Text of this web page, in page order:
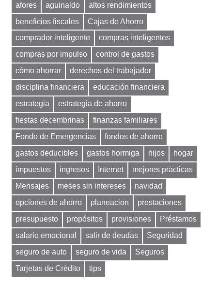
afores aguinaldo
altos rendimientos
beneficios fiscales
Cajas de Ahorro
comprador inteligente
compras inteligentes
compras por impulso
control de gastos
cómo ahorrar
derechos del trabajador
disciplina financiera
educación financiera
estrategia
estrategia de ahorro
fiestas decembrinas
finanzas familiares
Fondo de Emergencias
fondos de ahorro
gastos deducibles
gastos hormiga hijos
hogar
impuestos
ingresos Internet
mejores prácticas
Mensajes
meses sin intereses
navidad
opciones de ahorro
planeacion
prestaciones
presupuesto
propósitos provisiones
Préstamos
salario emocional
salir de deudas
Seguridad
seguro de auto
seguro de vida
Seguros
Tarjetas de Crédito
tips